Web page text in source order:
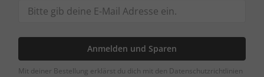
Anmelden und Sparen
Mit deiner Bestellung erklärst du dich mit den Datenschutzrichtlinien